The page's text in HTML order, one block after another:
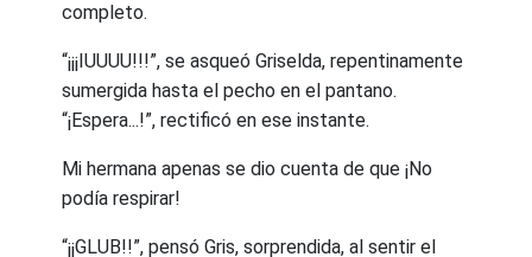
completo.
“¡¡¡IUUUU!!!”, se asqueó Griselda, repentinamente
sumergida hasta el pecho en el pantano.
“¡Espera...!”, rectificó en ese instante.
Mi hermana apenas se dio cuenta de que ¡No
podía respirar!
“¡¡GLUB!!”, pensó Gris, sorprendida, al sentir el